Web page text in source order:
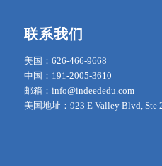
联系我们
美国：626-466-9668
中国：191-2005-3610
邮箱：info@indeededu.com
美国地址：923 E Valley Blvd, Ste